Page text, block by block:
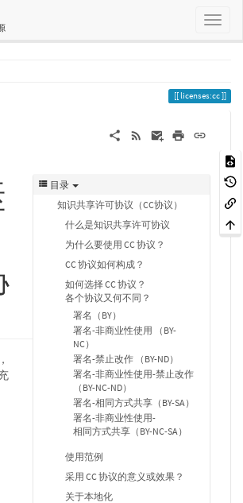
licenses:cc
目录
知识共享许可协议（CC协议）
什么是知识共享许可协议
为什么要使用 CC 协议？
CC 协议如何构成？
如何选择 CC 协议？
各个协议又何不同？
署名（BY）
署名-非商业性使用 （BY-
NC）
署名-禁止改作 （BY-ND）
署名-非商业性使用-禁止改作
（BY-NC-ND）
署名-相同方式共享（BY-SA）
署名-非商业性使用-
相同方式共享（BY-NC-SA）
使用范例
采用 CC 协议的意义或效果？
关于本地化